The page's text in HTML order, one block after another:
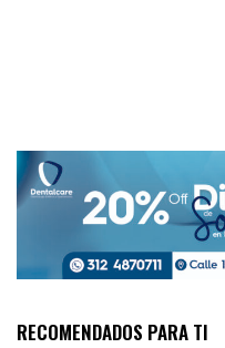
RECOMENDADOS PARA TI